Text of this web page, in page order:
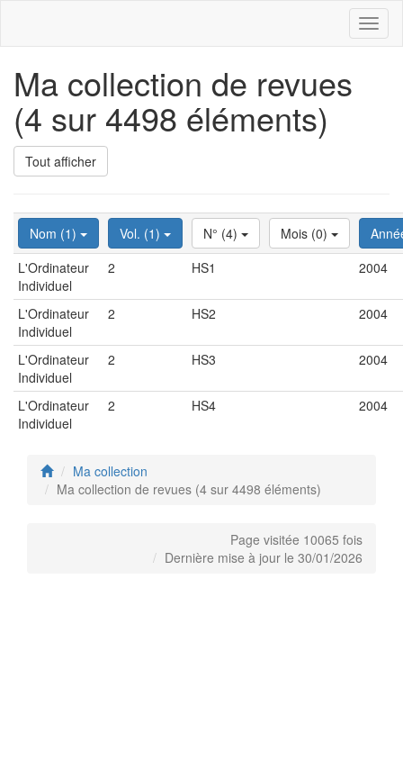
Ma collection de revues
(4 sur 4498 éléments)
Tout afficher
Nom (1) Vol. (1) N° (4) Mois (0)
L'Ordinateur
Individuel
2 HS1 2004
L'Ordinateur
Individuel
2 HS2 2004
L'Ordinateur
Individuel
2 HS3 2004
L'Ordinateur
Individuel
2 HS4 2004
Ma collection
Ma collection de revues (4 sur 4498 éléments)
Page visitée 10065 fois
Dernière mise à jour le 30/01/2026